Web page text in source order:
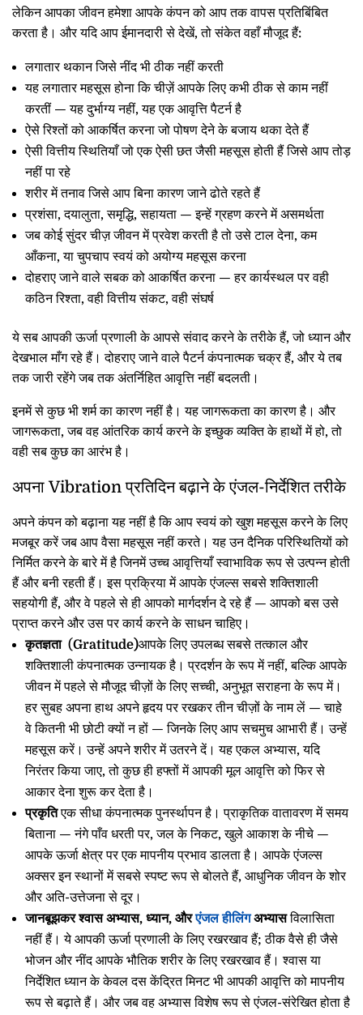
लेकिन आपका जीवन हमेशा आपके कंपन को आप तक वापस प्रतिबिंबित
करता है। और यदि आप ईमानदारी से देखें, तो संकेत वहाँ मौजूद हैं:
लगातार थकान जिसे नींद भी ठीक नहीं करती
यह लगातार महसूस होना कि चीज़ें आपके लिए कभी ठीक से काम नहीं
करतीं — यह दुर्भाग्य नहीं, यह एक आवृत्ति पैटर्न है
ऐसे रिश्तों को आकर्षित करना जो पोषण देने के बजाय थका देते हैं
ऐसी वित्तीय स्थितियाँ जो एक ऐसी छत जैसी महसूस होती हैं जिसे आप तोड़
नहीं पा रहे
शरीर में तनाव जिसे आप बिना कारण जाने ढोते रहते हैं
प्रशंसा, दयालुता, समृद्धि, सहायता — इन्हें ग्रहण करने में असमर्थता
जब कोई सुंदर चीज़ जीवन में प्रवेश करती है तो उसे टाल देना, कम
आँकना, या चुपचाप स्वयं को अयोग्य महसूस करना
दोहराए जाने वाले सबक को आकर्षित करना — हर कार्यस्थल पर वही
कठिन रिश्ता, वही वित्तीय संकट, वही संघर्ष
ये सब आपकी ऊर्जा प्रणाली के आपसे संवाद करने के तरीके हैं, जो ध्यान और
देखभाल माँग रहे हैं। दोहराए जाने वाले पैटर्न कंपनात्मक चक्र हैं, और ये तब
तक जारी रहेंगे जब तक अंतर्निहित आवृत्ति नहीं बदलती।
इनमें से कुछ भी शर्म का कारण नहीं है। यह जागरूकता का कारण है। और
जागरूकता, जब वह आंतरिक कार्य करने के इच्छुक व्यक्ति के हाथों में हो, तो
वही सब कुछ का आरंभ है।
अपना Vibration प्रतिदिन बढ़ाने के एंजल-निर्देशित तरीके
अपने कंपन को बढ़ाना यह नहीं है कि आप स्वयं को खुश महसूस करने के लिए
मजबूर करें जब आप वैसा महसूस नहीं करते। यह उन दैनिक परिस्थितियों को
निर्मित करने के बारे में है जिनमें उच्च आवृत्तियाँ स्वाभाविक रूप से उत्पन्न होती
हैं और बनी रहती हैं। इस प्रक्रिया में आपके एंजल्स सबसे शक्तिशाली
सहयोगी हैं, और वे पहले से ही आपको मार्गदर्शन दे रहे हैं — आपको बस उसे
प्राप्त करने और उस पर कार्य करने के साधन चाहिए।
कृतज्ञता(Gratitude)आपके लिए उपलब्ध सबसे तत्काल और
शक्तिशाली कंपनात्मक उन्नायक है। प्रदर्शन के रूप में नहीं, बल्कि आपके
जीवन में पहले से मौजूद चीज़ों के लिए सच्ची, अनुभूत सराहना के रूप में।
हर सुबह अपना हाथ अपने हृदय पर रखकर तीन चीज़ों के नाम लें — चाहे
वे कितनी भी छोटी क्यों न हों — जिनके लिए आप सचमुच आभारी हैं। उन्हें
महसूस करें। उन्हें अपने शरीर में उतरने दें। यह एकल अभ्यास, यदि
निरंतर किया जाए, तो कुछ ही हफ्तों में आपकी मूल आवृत्ति को फिर से
आकार देना शुरू कर देता है।
प्रकृतिएक सीधा कंपनात्मक पुनर्स्थापन है। प्राकृतिक वातावरण में समय
बिताना — नंगे पाँव धरती पर, जल के निकट, खुले आकाश के नीचे —
आपके ऊर्जा क्षेत्र पर एक मापनीय प्रभाव डालता है। आपके एंजल्स
अक्सर इन स्थानों में सबसे स्पष्ट रूप से बोलते हैं, आधुनिक जीवन के शोर
और अति-उत्तेजना से दूर।
जानबूझकर श्वास अभ्यास, ध्यान, औरएंजल हीलिंगअभ्यासविलासिता
नहीं हैं। ये आपकी ऊर्जा प्रणाली के लिए रखरखाव हैं; ठीक वैसे ही जैसे
भोजन और नींद आपके भौतिक शरीर के लिए रखरखाव हैं। श्वास या
निर्देशित ध्यान के केवल दस केंद्रित मिनट भी आपकी आवृत्ति को मापनीय
रूप से बढ़ाते हैं। और जब वह अभ्यास विशेष रूप से एंजल-संरेखित होता है